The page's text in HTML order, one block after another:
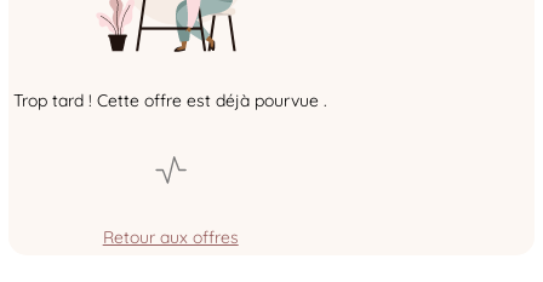
Trop tard ! Cette offre est déjà pourvue .
Retour aux offres